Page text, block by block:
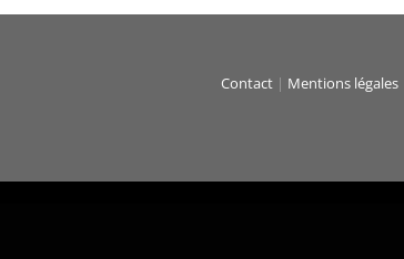
Contact | Mentions légales